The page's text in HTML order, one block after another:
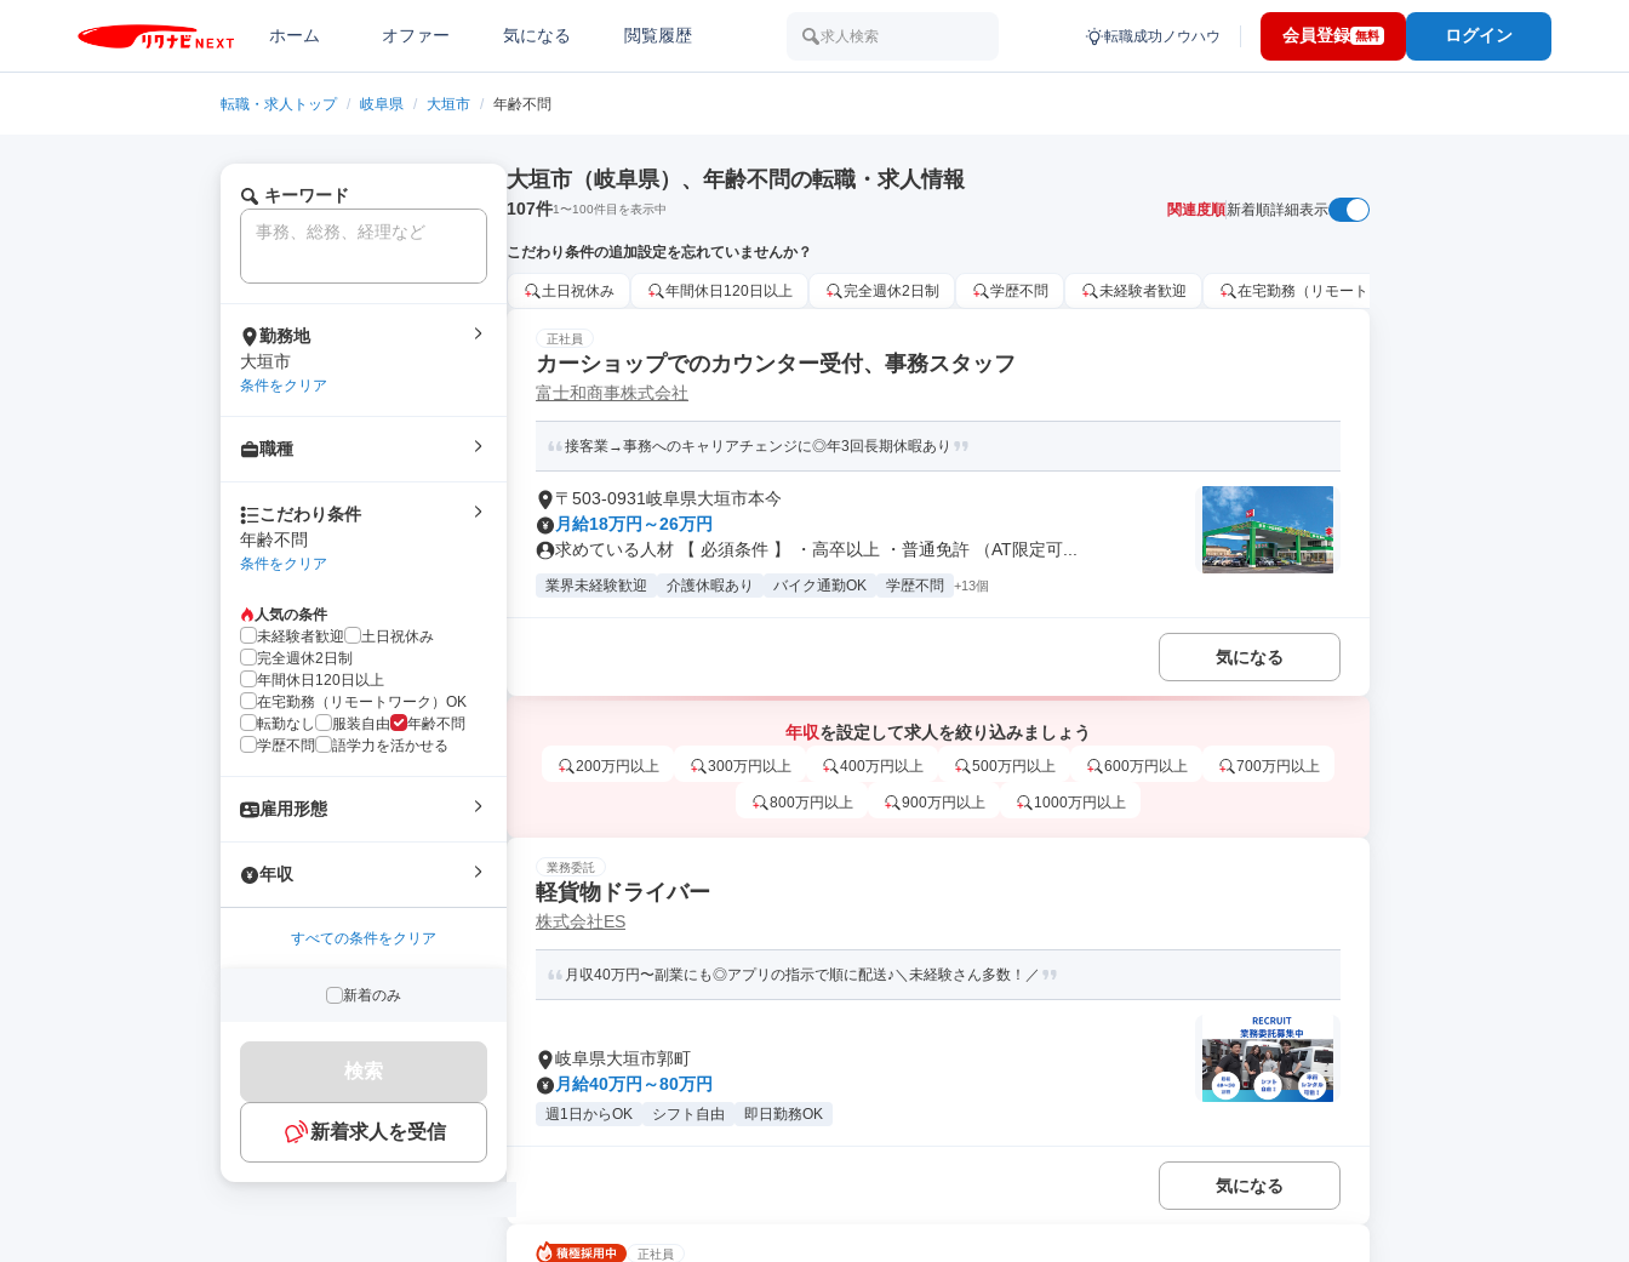
ホーム オファー 気になる 閲覧履歴 求人検索 転職成功ノウハウ 会員登録 無料 ログイン
転職・求人トップ / 岐阜県 / 大垣市 / 年齢不問
キーワード
勤務地
大垣市
条件をクリア
職種
こだわり条件
年齢不問
条件をクリア
人気の条件
未経験者歓迎
土日祝休み
完全週休2日制
年間休日120日以上
在宅勤務（リモートワーク）OK
転勤なし
服装自由
年齢不問
学歴不問
語学力を活かせる
雇用形態
年収
すべての条件をクリア
新着のみ
検索
新着求人を受信
大垣市（岐阜県）、年齢不問の転職・求人情報
107件1〜100件目を表示中 関連度順新着順詳細表示
こだわり条件の追加設定を忘れていませんか？
土日祝休み 年間休日120日以上 完全週休2日制 学歴不問 未経験者歓迎 在宅勤務（リモートワーク）OK
正社員
カーショップでのカウンター受付、事務スタッフ
富士和商事株式会社
接客業→事務へのキャリアチェンジに◎年3回長期休暇あり
〒503-0931岐阜県大垣市本今
月給18万円～26万円
求めている人材 【 必須条件 】 ・高卒以上 ・普通免許 （AT限定可...
業界未経験歓迎 介護休暇あり バイク通勤OK 学歴不問 +13個
気になる
年収を設定して求人を絞り込みましょう
200万円以上 300万円以上 400万円以上 500万円以上 600万円以上 700万円以上
800万円以上 900万円以上 1000万円以上
業務委託
軽貨物ドライバー
株式会社ES
月収40万円〜副業にも◎アプリの指示で順に配送♪＼未経験さん多数！／
岐阜県大垣市郭町
月給40万円～80万円
週1日からOK シフト自由 即日勤務OK
気になる
正社員